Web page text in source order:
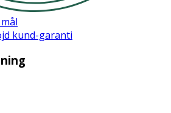
kund-garanti